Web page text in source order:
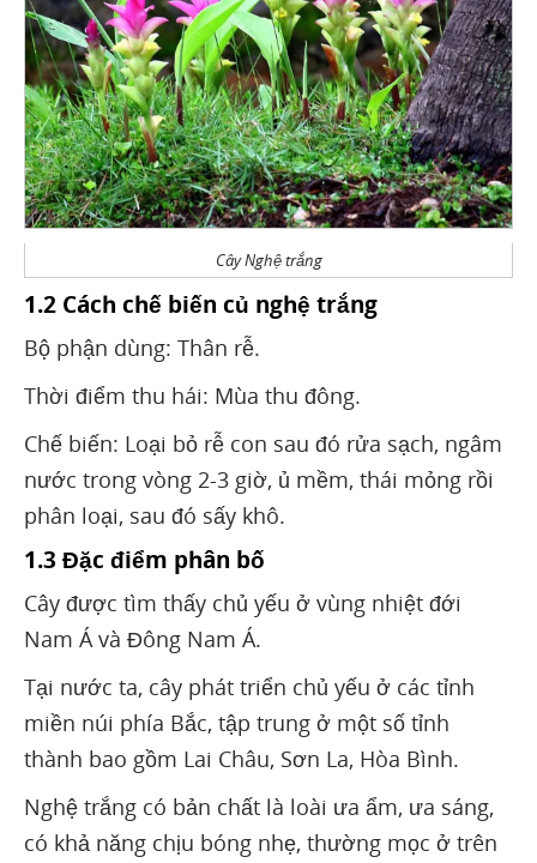
Cây Nghệ trắng
1.2 Cách chế biến củ nghệ trắng
Bộ phận dùng: Thân rễ.
Thời điểm thu hái: Mùa thu đông.
Chế biến: Loại bỏ rễ con sau đó rửa sạch, ngâm
nước trong vòng 2-3 giờ, ủ mềm, thái mỏng rồi
phân loại, sau đó sấy khô.
1.3 Đặc điểm phân bố
Cây được tìm thấy chủ yếu ở vùng nhiệt đới
Nam Á và Đông Nam Á.
Tại nước ta, cây phát triển chủ yếu ở các tỉnh
miền núi phía Bắc, tập trung ở một số tỉnh
thành bao gồm Lai Châu, Sơn La, Hòa Bình.
Nghệ trắng có bản chất là loài ưa ẩm, ưa sáng,
có khả năng chịu bóng nhẹ, thường mọc ở trên